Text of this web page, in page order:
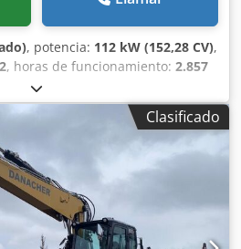
, potencia: 112 kW (152,28 CV),
, horas de funcionamiento: 2.857
Horas de funcionamiento:
acondicionado Radio Cámara
Brazo: 2,50 m Tuberías
cizalla) Enganche rápido
de engrase centralizado
20, aprox. 30% de vida útil
129 kW CE Dodpfx Ahjyin Dbj
Clasificado